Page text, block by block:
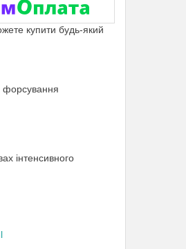
купити будь-який
форсування
інтенсивного